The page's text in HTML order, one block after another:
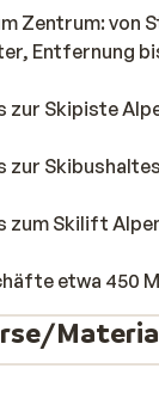
Zentrum: von
Entfernung
zur Skipiste
zur
zum Skilift
etwa 450